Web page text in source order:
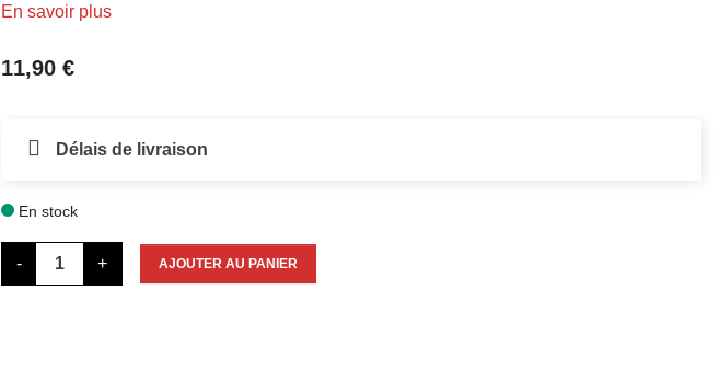
En savoir plus
11,90 €
Délais de livraison
En stock
- + AJOUTER AU PANIER